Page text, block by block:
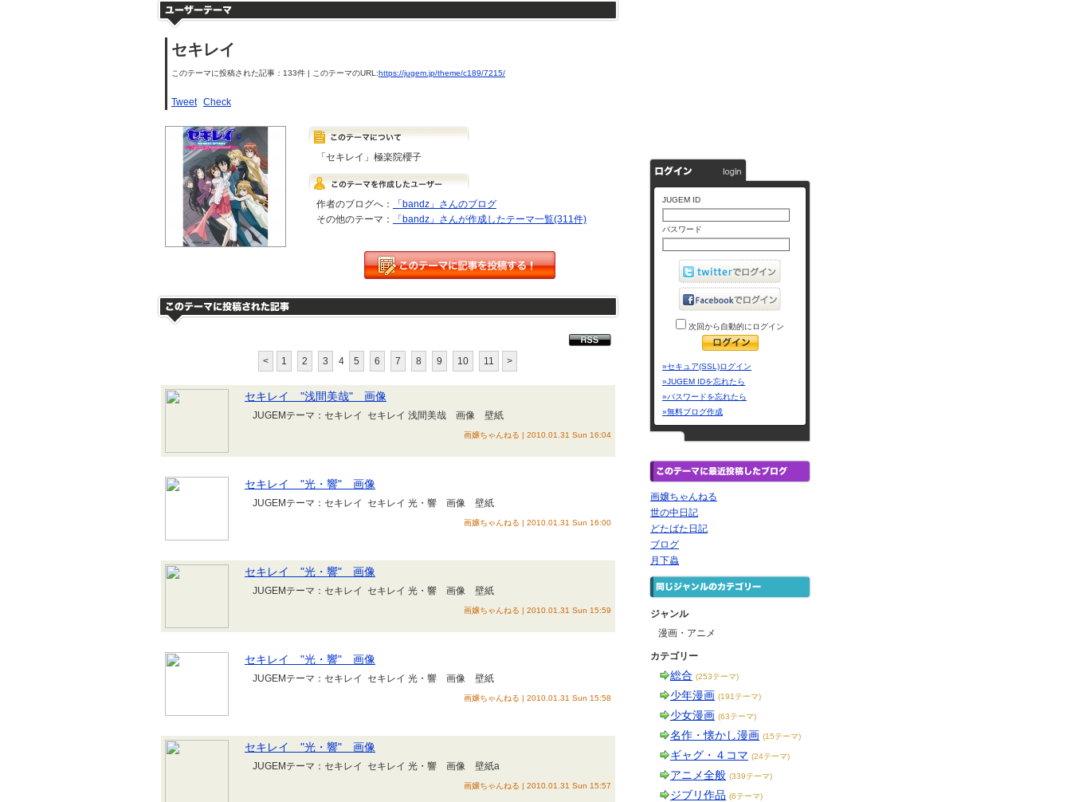
セキレイ
このテーマに投稿された記事：133件 | このテーマのURL:https://jugem.jp/theme/c189/7215/
Tweet Check
「セキレイ」極楽院櫻子
作者のブログへ：
「bandz」さんのブログ
その他のテーマ：
「bandz」さんが作成したテーマ一覧(311件)
< 1 2 3 4 5 6 7 8 9 10 11 >
セキレイ "浅間美哉" 画像
JUGEMテーマ：セキレイ セキレイ 浅間美哉 画像 壁紙
画嬢ちゃんねる | 2010.01.31 Sun 16:04
セキレイ "光・響" 画像
JUGEMテーマ：セキレイ セキレイ 光・響 画像 壁紙
画嬢ちゃんねる | 2010.01.31 Sun 16:00
セキレイ "光・響" 画像
JUGEMテーマ：セキレイ セキレイ 光・響 画像 壁紙
画嬢ちゃんねる | 2010.01.31 Sun 15:59
セキレイ "光・響" 画像
JUGEMテーマ：セキレイ セキレイ 光・響 画像 壁紙
画嬢ちゃんねる | 2010.01.31 Sun 15:58
セキレイ "光・響" 画像
JUGEMテーマ：セキレイ セキレイ 光・響 画像 壁紙a
画嬢ちゃんねる | 2010.01.31 Sun 15:57
JUGEM ID
パスワード
次回から自動的にログイン
»セキュア(SSL)ログイン
»JUGEM IDを忘れたら
»パスワードを忘れたら
»無料ブログ作成
画嬢ちゃんねる
世の中日記
どたばた日記
ブログ
月下蟲
ジャンル
漫画・アニメ
カテゴリー
総合 (253テーマ)
少年漫画 (191テーマ)
少女漫画 (63テーマ)
名作・懐かし漫画 (15テーマ)
ギャグ・４コマ (24テーマ)
アニメ全般 (339テーマ)
ジブリ作品 (6テーマ)